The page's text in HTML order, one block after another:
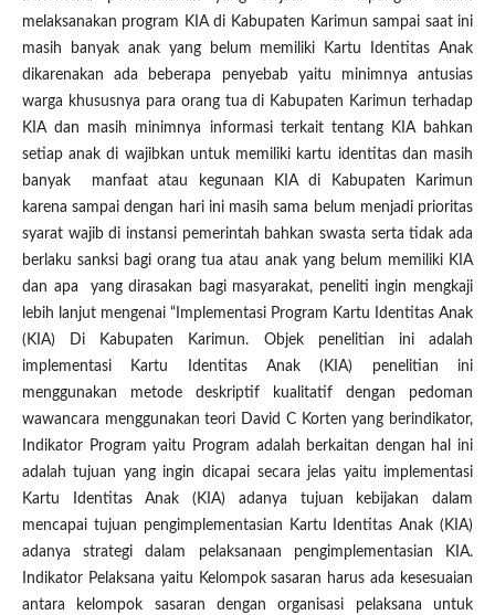
melaksanakan program KIA di Kabupaten Karimun sampai saat ini
masih banyak anak yang belum memiliki Kartu Identitas Anak
dikarenakan ada beberapa penyebab yaitu minimnya antusias
warga khususnya para orang tua di Kabupaten Karimun terhadap
KIA dan masih minimnya informasi terkait tentang KIA bahkan
setiap anak di wajibkan untuk memiliki kartu identitas dan masih
banyak manfaat atau kegunaan KIA di Kabupaten Karimun
karena sampai dengan hari ini masih sama belum menjadi prioritas
syarat wajib di instansi pemerintah bahkan swasta serta tidak ada
berlaku sanksi bagi orang tua atau anak yang belum memiliki KIA
dan apa yang dirasakan bagi masyarakat, peneliti ingin mengkaji
lebih lanjut mengenai “Implementasi Program Kartu Identitas Anak
(KIA) Di Kabupaten Karimun. Objek penelitian ini adalah
implementasi Kartu Identitas Anak (KIA) penelitian ini
menggunakan metode deskriptif kualitatif dengan pedoman
wawancara menggunakan teori David C Korten yang berindikator,
Indikator Program yaitu Program adalah berkaitan dengan hal ini
adalah tujuan yang ingin dicapai secara jelas yaitu implementasi
Kartu Identitas Anak (KIA) adanya tujuan kebijakan dalam
mencapai tujuan pengimplementasian Kartu Identitas Anak (KIA)
adanya strategi dalam pelaksanaan pengimplementasian KIA.
Indikator Pelaksana yaitu Kelompok sasaran harus ada kesesuaian
antara kelompok sasaran dengan organisasi pelaksana untuk